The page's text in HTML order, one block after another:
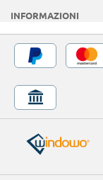
INFORMAZIONI